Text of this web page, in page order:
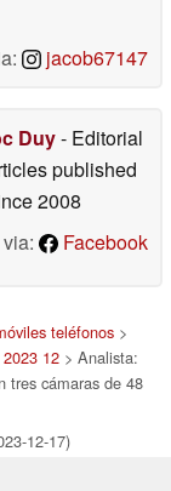
jacob67147
Duy- Editorial
published
2008
Facebook
teléfonos >
12 > Analista:
tres cámaras de 48
12-17)